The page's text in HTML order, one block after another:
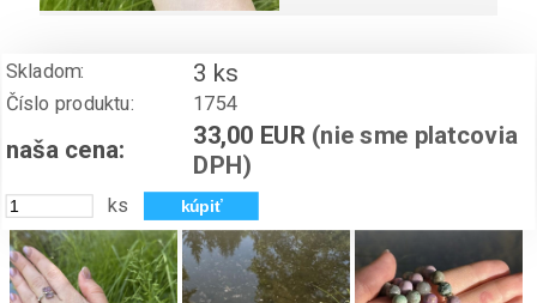
Skladom: 3 ks
Číslo produktu: 1754
naša cena: 33,00 EUR (nie sme platcovia
DPH)
ks